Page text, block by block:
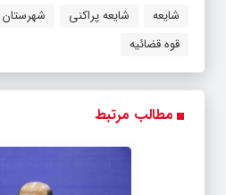
شایعه
شایعه پراکنی
قوه قضائیه
مطالب مرتبط